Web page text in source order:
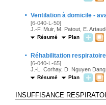
· Ventilation à domicile -
[6-040-L-50]
J.-F. Muir, M. Patout, E.
Résumé Plan
· Réhabilitation
[6-040-L-65]
J.-L. Corhay, D. Nguyen
Résumé Plan
INSUFFISANCE